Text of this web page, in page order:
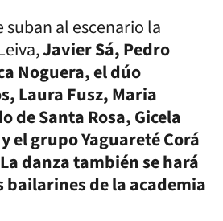
suban al escenario la
Javier Sá, Pedro
Noguera, el dúo
Laura Fusz, Maria
de Santa Rosa, Gicela
el grupo Yaguareté Corá
danza también se hará
bailarines de la academia